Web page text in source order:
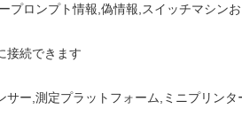
プロンプト情報,偽情報,スイッチマシン
接続できます
サー,測定プラットフォーム,ミニプリン